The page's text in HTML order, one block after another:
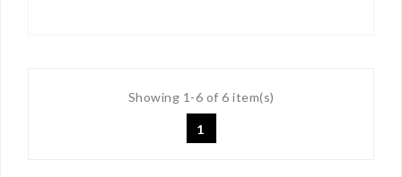
Showing 1-6 of 6 item(s)
1